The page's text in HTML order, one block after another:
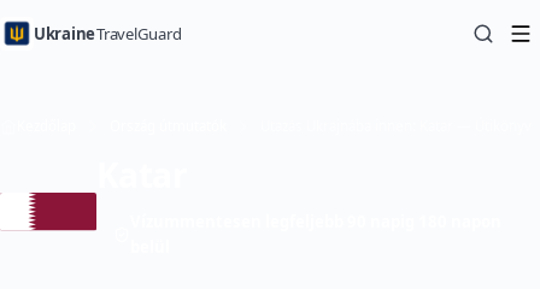
UkraineTravelGuard